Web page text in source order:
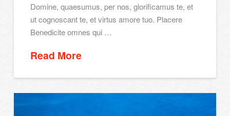
Domine, quaesumus, per nos, glorificamus te, et
ut cognoscant te, et virtus amore tuo. Placere
Benedicite omnes qui …
Read More